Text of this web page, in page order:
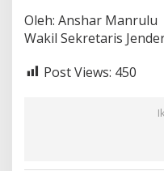
Oleh: Anshar Manrulu
Wakil Sekretaris
Post Views: 450